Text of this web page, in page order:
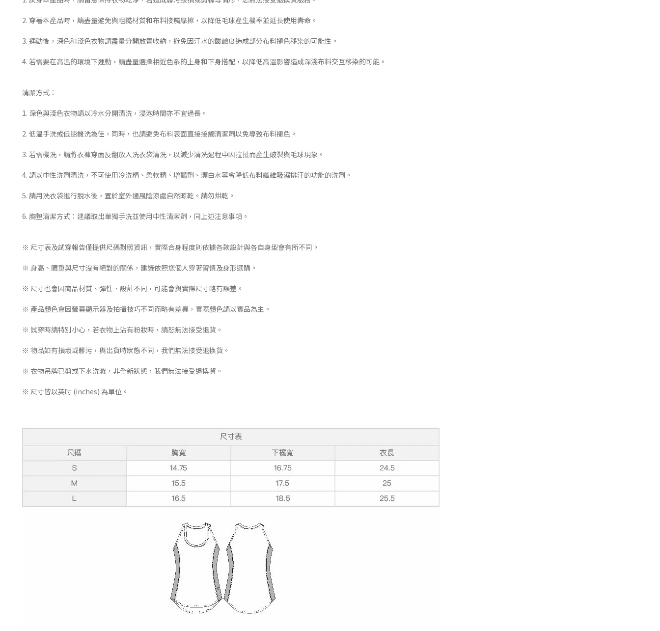
2. 穿著本產品時，請盡量避免與粗糙材質和布料接觸摩擦，以降低毛球產生機率並延長使用壽命。
3. 運動後，深色和淺色衣物請盡量分開放置收納，避免因汗水的酸鹼度造成部分布料褪色移染的可能性。
4. 若需要在高溫的環境下運動，請盡量選擇相近色系的上身和下身搭配，以降低高溫影響造成深淺布料交互移染的可能。
清潔方式：
1. 深色與淺色衣物請以冷水分開清洗，浸泡時間亦不宜過長。
2. 低溫手洗或低速機洗為佳，同時，也請避免布料表面直接接觸清潔劑以免導致布料褪色。
3. 若需機洗，請將衣褲穿面反翻放入洗衣袋清洗，以減少清洗過程中因拉扯而產生破裂與毛球現象。
4. 請以中性洗劑清洗，不可使用冷洗精、柔軟精、增豔劑、漂白水等會降低布料纖維吸濕排汗的功能的洗劑。
5. 請用洗衣袋進行脫水後，置於室外通風陰涼處自然晾乾。請勿烘乾。
6. 胸墊清潔方式：建議取出單獨手洗並使用中性清潔劑，同上述注意事項。
※ 尺寸表及試穿報告僅提供尺碼對照資訊，實際合身程度則依據各款設計與各自身型會有所不同。
※ 身高、體重與尺寸沒有絕對的關係，建議依照您個人穿著習慣及身形選購。
※ 尺寸也會因商品材質、彈性、設計不同，可能會與實際尺寸略有誤差。
※ 產品顏色會因螢幕顯示器及拍攝技巧不同而略有差異，實際顏色請以實品為主。
※ 試穿時請特別小心，若衣物上沾有粉妝時，請恕無法接受退貨。
※ 物品如有損壞或髒污，與出貨時狀態不同，我們無法接受退換貨。
※ 衣物吊牌已剪或下水洗滌，非全新狀態，我們無法接受退換貨。
※ 尺寸皆以英吋 (inches) 為單位。